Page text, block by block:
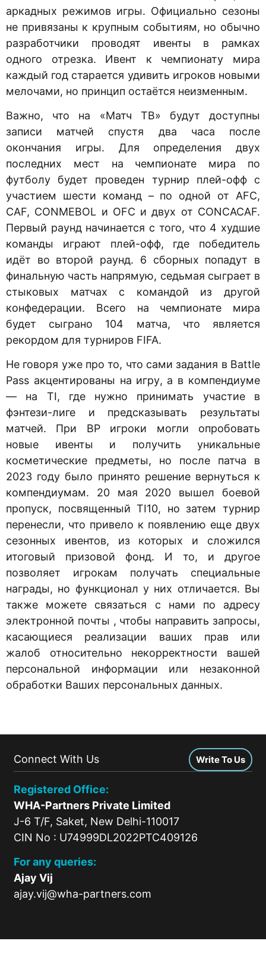
аркадных режимов игры. Официально сезоны
не привязаны к крупным событиям, но обычно
разработчики проводят ивенты в рамках
одного отрезка. Ивент к чемпионату мира
каждый год старается удивить игроков новыми
мелочами, но принцип остаётся неизменным.
Важно, что на «Матч ТВ» будут доступны
записи матчей спустя два часа после
окончания игры. Для определения двух
последних мест на чемпионате мира по
футболу будет проведен турнир плей-офф с
участием шести команд – по одной от AFC,
CAF, CONMEBOL и OFC и двух от CONCACAF.
Первый раунд начинается с того, что 4 худшие
команды играют плей-офф, где победитель
идёт во второй раунд. 6 сборных попадут в
финальную часть напрямую, седьмая сыграет в
стыковых матчах с командой из другой
конфедерации. Всего на чемпионате мира
будет сыграно 104 матча, что является
рекордом для турниров FIFA.
Не говоря уже про то, что сами задания в Battle
Pass акцентированы на игру, а в компендиуме
— на TI, где нужно принимать участие в
фэнтези-лиге и предсказывать результаты
матчей. При BP игроки могли опробовать
новые ивенты и получить уникальные
косметические предметы, но после патча в
2023 году было принято решение вернуться к
компендиумам. 20 мая 2020 вышел боевой
пропуск, посвященный TI10, но затем турнир
перенесли, что привело к появлению еще двух
сезонных ивентов, из которых и сложился
итоговый призовой фонд. И то, и другое
позволяет игрокам получать специальные
награды, но функционал у них отличается. Вы
также можете связаться с нами по адресу
электронной почты , чтобы направить запросы,
касающиеся реализации ваших прав или
жалоб относительно некорректности вашей
персональной информации или незаконной
обработки Ваших персональных данных.
Connect With Us Write To Us
Registered Office:
WHA-Partners Private Limited
J-6 T/F, Saket, New Delhi-110017
CIN No : U74999DL2022PTC409126
For any queries:
Ajay Vij
ajay.vij@wha-partners.com